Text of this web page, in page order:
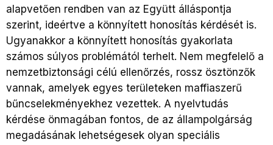
alapvetően rendben van az Együtt álláspontja
szerint, ideértve a könnyített honosítás kérdését is.
Ugyanakkor a könnyített honosítás gyakorlata
számos súlyos problémától terhelt. Nem megfelelő a
nemzetbiztonsági célú ellenőrzés, rossz ösztönzők
vannak, amelyek egyes területeken maffiaszerű
bűncselekményekhez vezettek. A nyelvtudás
kérdése önmagában fontos, de az állampolgárság
megadásának lehetségesek olyan speciális